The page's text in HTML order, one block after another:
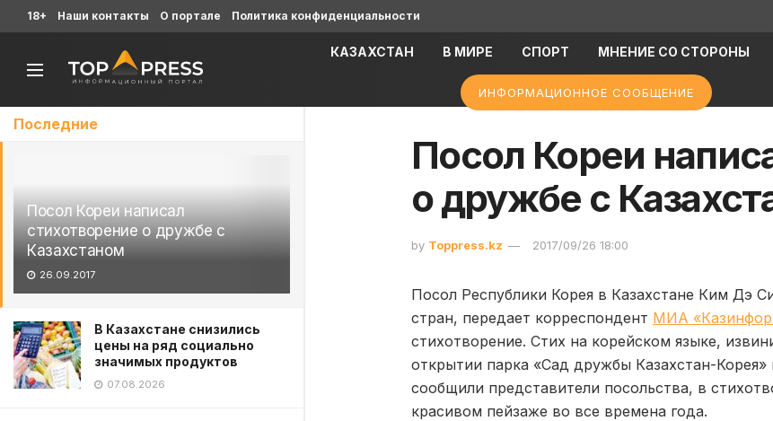
Последние
Посол Кореи написал
стихотворение о дружбе с
Казахстаном
26.09.2017
В Казахстане снизились
цены на ряд социально
значимых продуктов
07.08.2026
18+ Наши контакты О портале Политика конфиденциальности
КАЗАХСТАН В МИРЕ СПОРТ МНЕНИЕ СО СТОРОНЫ
ИНФОРМАЦИОННОЕ СООБЩЕНИЕ
Посол Кореи
о дружбе с
by Toppress.kz 2017/09/26 18:00
Посол Республики Корея в Казахстане Ким Дэ
стран, передает корреспондент МИА
стихотворение. Стих на корейском языке,
открытии парка «Сад дружбы Казахстан-
сообщили представители посольства, в
красивом пейзаже во все времена года.